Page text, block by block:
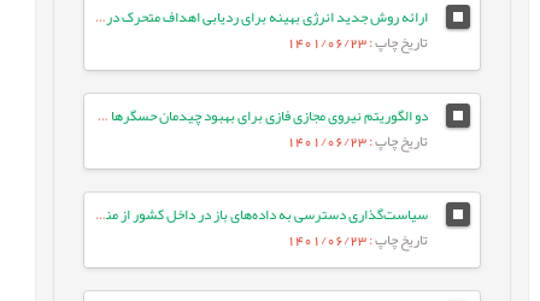
ارائه روش جدید انرژی بهینه برای ردیابی اهداف متحرک در شبکه حسگر بی¬سیم با استفاده از الگوریتم جستجوی شکار
تاریخ چاپ: 1401/06/23
دو الگوریتم نیروی مجازی فازی برای بهبود چیدمان حسگرها در شبکه‌های حسگر بی‌سیم
تاریخ چاپ: 1401/06/23
سیاست‌گذاری دسترسی به داده‌های باز در داخل کشور از منظر صیانت از حریم خصوصی و مالکیت داده‌های شخصی
تاریخ چاپ: 1401/06/23